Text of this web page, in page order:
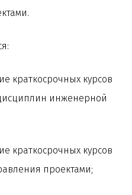
краткосрочных курсов
инженерной
краткосрочных курсов
проектами;